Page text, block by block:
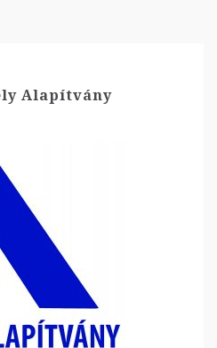
Alapítvány